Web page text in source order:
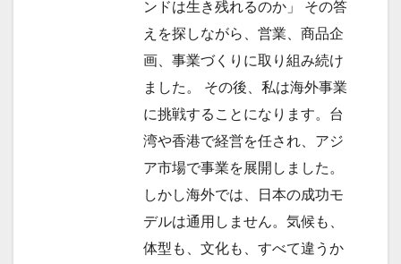
ンドは生き残れるのか」 その答
えを探しながら、営業、商品企
画、事業づくりに取り組み続け
ました。 その後、私は海外事業
に挑戦することになります。台
湾や香港で経営を任され、アジ
ア市場で事業を展開しました。
しかし海外では、日本の成功モ
デルは通用しません。気候も、
体型も、文化も、すべて違うか